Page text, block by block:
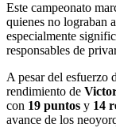
Este campeonato
quienes no lograban
especialmente
responsables de
A pesar del esfuerzo
rendimiento de
con 19 puntos y 14
avance de los